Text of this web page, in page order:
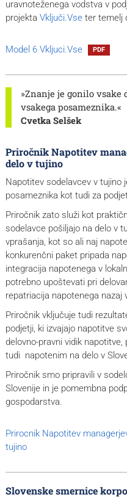
»Znanje je gonilo vsake
vsakega posameznika.«
Cvetka Selšek
uravnoteženega vodstva v
projekta Vključi.Vseter temelj
Model 6 Vkljuci.Vse PDF
Priročnik Napotitev
delo v tujino
Napotitev sodelavcev v tujino
posameznika kot tudi za
Priročnik zato služi kot
sodelavce pošiljajo na delo v
vprašanja, kot so ali naj
konkurenčni paket pripada
integracija napotenega v
potrebno upoštevati pri
repatriacija napotenega nazaj
Priročnik vključuje tudi
podjetji, ki izvajajo napotitve
delovno-pravni vidik
tudi napotenim na delo v
Priročnik smo pripravili v
Slovenije in je pomembna
gospodarstva.
Prirocnik Napotitev
tujino
Slovenske smernice